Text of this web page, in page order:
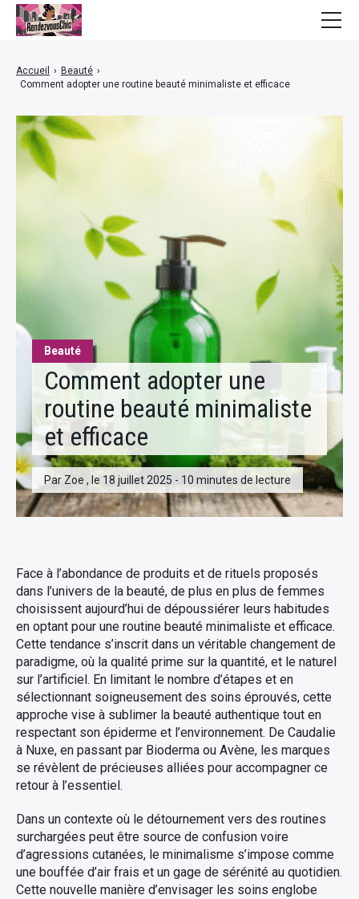
Beauté
Comment adopter une
routine beauté minimaliste
et efficace
Par Zoe , le 18 juillet 2025 - 10 minutes de lecture
Accueil › Beauté ›
Comment adopter une routine beauté minimaliste et efficace
Face à l’abondance de produits et de rituels proposés
dans l’univers de la beauté, de plus en plus de femmes
choisissent aujourd’hui de dépoussiérer leurs habitudes
en optant pour une routine beauté minimaliste et efficace.
Cette tendance s’inscrit dans un véritable changement de
paradigme, où la qualité prime sur la quantité, et le naturel
sur l’artificiel. En limitant le nombre d’étapes et en
sélectionnant soigneusement des soins éprouvés, cette
approche vise à sublimer la beauté authentique tout en
respectant son épiderme et l’environnement. De Caudalie
à Nuxe, en passant par Bioderma ou Avène, les marques
se révèlent de précieuses alliées pour accompagner ce
retour à l’essentiel.
Dans un contexte où le détournement vers des routines
surchargées peut être source de confusion voire
d’agressions cutanées, le minimalisme s’impose comme
une bouffée d’air frais et un gage de sérénité au quotidien.
Cette nouvelle manière d’envisager les soins englobe
Bien-être
Beauté
Lifestyle